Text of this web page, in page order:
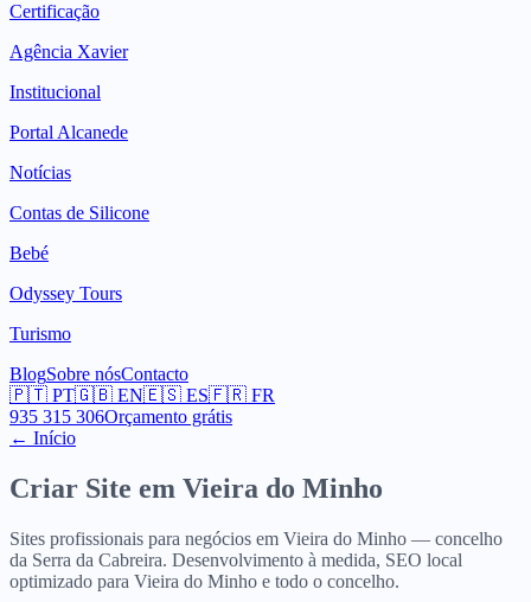
Certificação
Agência Xavier
Institucional
Portal Alcanede
Notícias
Contas de Silicone
Bebé
Odyssey Tours
Turismo
BlogSobre nósContacto
🇵🇹 PT🇬🇧 EN🇪🇸 ES🇫🇷 FR
935 315 306Orçamento grátis
← Início
Criar Site em Vieira do Minho
Sites profissionais para negócios em Vieira do Minho — concelho
da Serra da Cabreira. Desenvolvimento à medida, SEO local
optimizado para Vieira do Minho e todo o concelho.